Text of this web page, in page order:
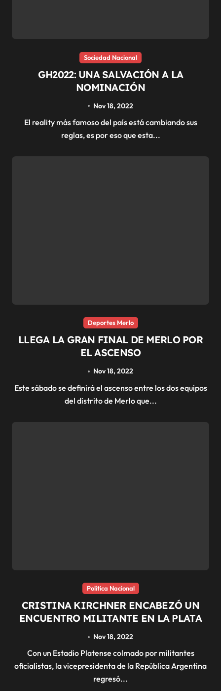
Sociedad Nacional
GH2022: UNA SALVACIÓN A LA
NOMINACIÓN
Nov 18, 2022
El reality más famoso del país está cambiando sus
reglas, es por eso que esta...
Deportes Merlo
LLEGA LA GRAN FINAL DE MERLO POR
EL ASCENSO
Nov 18, 2022
Este sábado se definirá el ascenso entre los dos equipos
del distrito de Merlo que...
Política Nacional
CRISTINA KIRCHNER ENCABEZÓ UN
ENCUENTRO MILITANTE EN LA PLATA
Nov 18, 2022
Con un Estadio Platense colmado por militantes
oficialistas, la vicepresidenta de la República Argentina
regresó...